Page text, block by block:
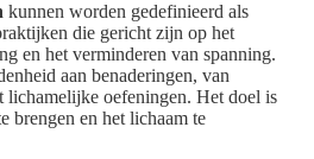
kunnen worden gedefinieerd als
die gericht zijn op het
en het verminderen van spanning.
aan benaderingen, van
lichamelijke oefeningen. Het doel is
brengen en het lichaam te